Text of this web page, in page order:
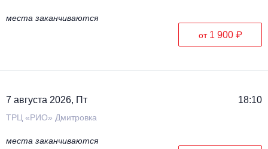
места заканчиваются
от 1 900 ₽
7 августа 2026, Пт 18:10
ТРЦ «РИО» Дмитровка
места заканчиваются